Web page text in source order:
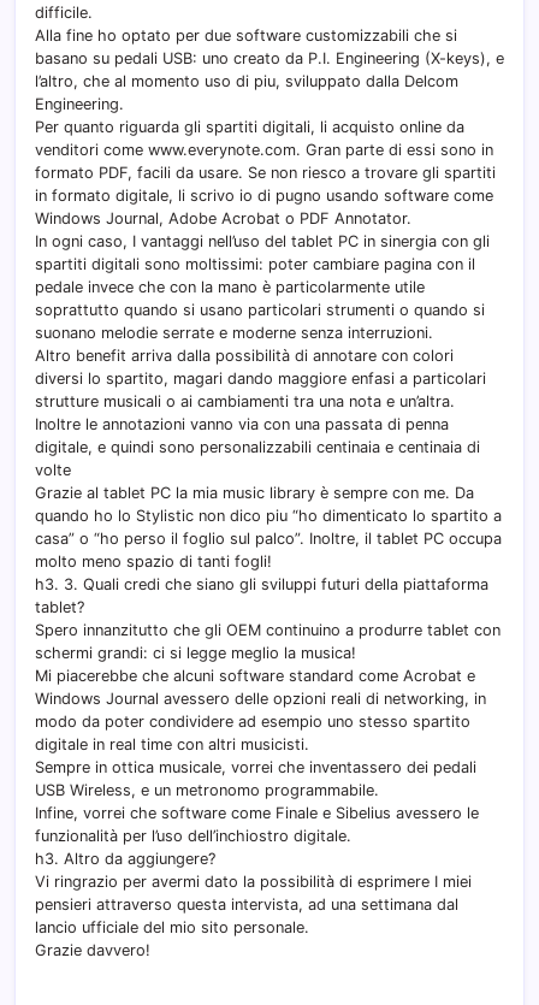
difficile.
Alla fine ho optato per due software customizzabili che si
basano su pedali USB: uno creato da P.I. Engineering (X-keys), e
l’altro, che al momento uso di piu, sviluppato dalla Delcom
Engineering.
Per quanto riguarda gli spartiti digitali, li acquisto online da
venditori come www.everynote.com. Gran parte di essi sono in
formato PDF, facili da usare. Se non riesco a trovare gli spartiti
in formato digitale, li scrivo io di pugno usando software come
Windows Journal, Adobe Acrobat o PDF Annotator.
In ogni caso, I vantaggi nell’uso del tablet PC in sinergia con gli
spartiti digitali sono moltissimi: poter cambiare pagina con il
pedale invece che con la mano è particolarmente utile
soprattutto quando si usano particolari strumenti o quando si
suonano melodie serrate e moderne senza interruzioni.
Altro benefit arriva dalla possibilità di annotare con colori
diversi lo spartito, magari dando maggiore enfasi a particolari
strutture musicali o ai cambiamenti tra una nota e un’altra.
Inoltre le annotazioni vanno via con una passata di penna
digitale, e quindi sono personalizzabili centinaia e centinaia di
volte
Grazie al tablet PC la mia music library è sempre con me. Da
quando ho lo Stylistic non dico piu “ho dimenticato lo spartito a
casa” o “ho perso il foglio sul palco”. Inoltre, il tablet PC occupa
molto meno spazio di tanti fogli!
h3. 3. Quali credi che siano gli sviluppi futuri della piattaforma
tablet?
Spero innanzitutto che gli OEM continuino a produrre tablet con
schermi grandi: ci si legge meglio la musica!
Mi piacerebbe che alcuni software standard come Acrobat e
Windows Journal avessero delle opzioni reali di networking, in
modo da poter condividere ad esempio uno stesso spartito
digitale in real time con altri musicisti.
Sempre in ottica musicale, vorrei che inventassero dei pedali
USB Wireless, e un metronomo programmabile.
Infine, vorrei che software come Finale e Sibelius avessero le
funzionalità per l’uso dell’inchiostro digitale.
h3. Altro da aggiungere?
Vi ringrazio per avermi dato la possibilità di esprimere I miei
pensieri attraverso questa intervista, ad una settimana dal
lancio ufficiale del mio sito personale.
Grazie davvero!